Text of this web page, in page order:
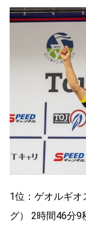
1位：ゲオルギオ
グ） 2時間46分9